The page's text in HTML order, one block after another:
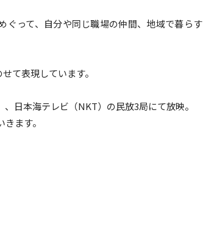
ぐって、自分や同じ職場の仲間、地域で暮らす
て表現しています。
日本海テレビ（NKT）の民放3局にて放映。
ます。